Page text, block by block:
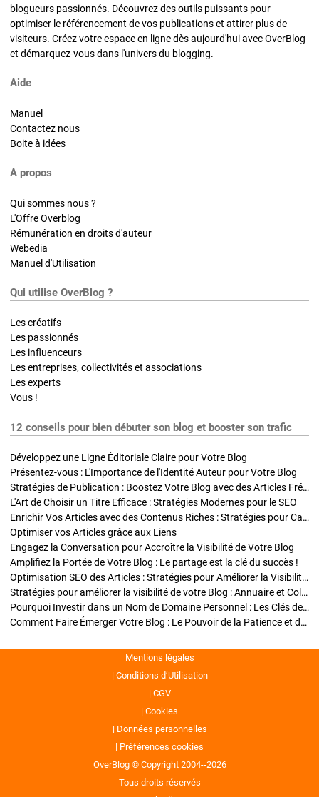
blogueurs passionnés. Découvrez des outils puissants pour
optimiser le référencement de vos publications et attirer plus de
visiteurs. Créez votre espace en ligne dès aujourd'hui avec OverBlog
et démarquez-vous dans l'univers du blogging.
Aide
Manuel
Contactez nous
Boite à idées
A propos
Qui sommes nous ?
L'Offre Overblog
Rémunération en droits d'auteur
Webedia
Manuel d'Utilisation
Qui utilise OverBlog ?
Les créatifs
Les passionnés
Les influenceurs
Les entreprises, collectivités et associations
Les experts
Vous !
12 conseils pour bien débuter son blog et booster son trafic
Développez une Ligne Éditoriale Claire pour Votre Blog
Présentez-vous : L'Importance de l'Identité Auteur pour Votre Blog
Stratégies de Publication : Boostez Votre Blog avec des Articles Fréquents et Exclusifs
L'Art de Choisir un Titre Efficace : Stratégies Modernes pour le SEO
Enrichir Vos Articles avec des Contenus Riches : Stratégies pour Captiver et Optimiser
Optimiser vos Articles grâce aux Liens
Engagez la Conversation pour Accroître la Visibilité de Votre Blog
Amplifiez la Portée de Votre Blog : Le partage est la clé du succès !
Optimisation SEO des Articles : Stratégies pour Améliorer la Visibilité de Votre Blog
Stratégies pour améliorer la visibilité de votre Blog : Annuaire et Collaborations
Pourquoi Investir dans un Nom de Domaine Personnel : Les Clés de la Réussite de Votre Blog
Comment Faire Émerger Votre Blog : Le Pouvoir de la Patience et de la Persévérance
Mentions légales
Conditions d’Utilisation
CGV
Cookies
Données personnelles
Préférences cookies
OverBlog © Copyright 2004--2026
Tous droits réservés